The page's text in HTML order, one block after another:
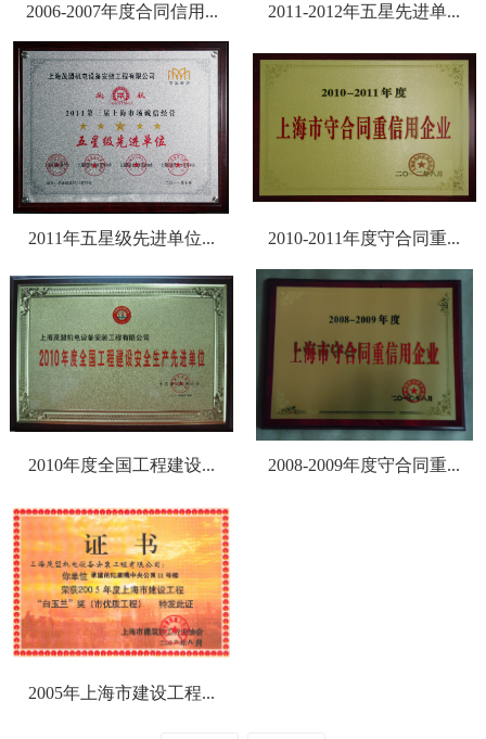
2006-2007年度合同信用... 2011-2012年五星先进单...
2011年五星级先进单位... 2010-2011年度守合同重...
2010年度全国工程建设... 2008-2009年度守合同重...
2005年上海市建设工程...